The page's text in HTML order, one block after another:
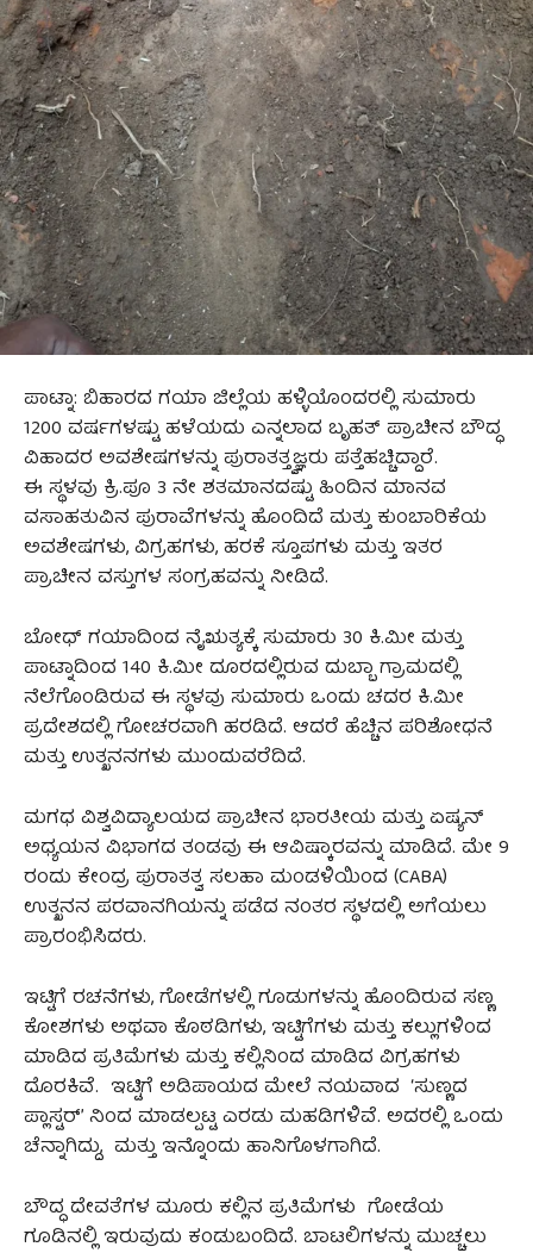
ಪಾಟ್ನಾ: ಬಿಹಾರದ ಗಯಾ ಜಿಲ್ಲೆಯ ಹಳ್ಳಿಯೊಂದರಲ್ಲಿ ಸುಮಾರು
1200 ವರ್ಷಗಳಷ್ಟು ಹಳೆಯದು ಎನ್ನಲಾದ ಬೃಹತ್ ಪ್ರಾಚೀನ ಬೌದ್ಧ
ವಿಹಾದರ ಅವಶೇಷಗಳನ್ನು ಪುರಾತತ್ತ್ವಜ್ಞರು ಪತ್ತೆಹಚ್ಚಿದ್ದಾರೆ.
ಈ ಸ್ಥಳವು ಕ್ರಿ.ಪೂ 3 ನೇ ಶತಮಾನದಷ್ಟು ಹಿಂದಿನ ಮಾನವ
ವಸಾಹತುವಿನ ಪುರಾವೆಗಳನ್ನು ಹೊಂದಿದೆ ಮತ್ತು ಕುಂಬಾರಿಕೆಯ
ಅವಶೇಷಗಳು, ವಿಗ್ರಹಗಳು, ಹರಕೆ ಸ್ತೂಪಗಳು ಮತ್ತು ಇತರ
ಪ್ರಾಚೀನ ವಸ್ತುಗಳ ಸಂಗ್ರಹವನ್ನು ನೀಡಿದೆ.
ಬೋಧ್ ಗಯಾದಿಂದ ನೈಋತ್ಯಕ್ಕೆ ಸುಮಾರು 30 ಕಿ.ಮೀ ಮತ್ತು
ಪಾಟ್ನಾದಿಂದ 140 ಕಿ.ಮೀ ದೂರದಲ್ಲಿರುವ ದುಬ್ಬಾ ಗ್ರಾಮದಲ್ಲಿ
ನೆಲೆಗೊಂಡಿರುವ ಈ ಸ್ಥಳವು ಸುಮಾರು ಒಂದು ಚದರ ಕಿ.ಮೀ
ಪ್ರದೇಶದಲ್ಲಿ ಗೋಚರವಾಗಿ ಹರಡಿದೆ. ಆದರೆ ಹೆಚ್ಚಿನ ಪರಿಶೋಧನೆ
ಮತ್ತು ಉತ್ಖನನಗಳು ಮುಂದುವರೆದಿದೆ.
ಮಗಧ ವಿಶ್ವವಿದ್ಯಾಲಯದ ಪ್ರಾಚೀನ ಭಾರತೀಯ ಮತ್ತು ಏಷ್ಯನ್
ಅಧ್ಯಯನ ವಿಭಾಗದ ತಂಡವು ಈ ಆವಿಷ್ಕಾರವನ್ನು ಮಾಡಿದೆ. ಮೇ 9
ರಂದು ಕೇಂದ್ರ ಪುರಾತತ್ವ ಸಲಹಾ ಮಂಡಳಿಯಿಂದ (CABA)
ಉತ್ಖನನ ಪರವಾನಗಿಯನ್ನು ಪಡೆದ ನಂತರ ಸ್ಥಳದಲ್ಲಿ ಅಗೆಯಲು
ಪ್ರಾರಂಭಿಸಿದರು.
ಇಟ್ಟಿಗೆ ರಚನೆಗಳು, ಗೋಡೆಗಳಲ್ಲಿ ಗೂಡುಗಳನ್ನು ಹೊಂದಿರುವ ಸಣ್ಣ
ಕೋಶಗಳು ಅಥವಾ ಕೊಠಡಿಗಳು, ಇಟ್ಟಿಗೆಗಳು ಮತ್ತು ಕಲ್ಲುಗಳಿಂದ
ಮಾಡಿದ ಪ್ರತಿಮೆಗಳು ಮತ್ತು ಕಲ್ಲಿನಿಂದ ಮಾಡಿದ ವಿಗ್ರಹಗಳು
ದೊರಕಿವೆ. ಇಟ್ಟಿಗೆ ಅಡಿಪಾಯದ ಮೇಲೆ ನಯವಾದ ‘ಸುಣ್ಣದ
ಪ್ಲಾಸ್ಟರ್’ ನಿಂದ ಮಾಡಲ್ಪಟ್ಟ ಎರಡು ಮಹಡಿಗಳಿವೆ. ಅದರಲ್ಲಿ ಒಂದು
ಚೆನ್ನಾಗಿದ್ದು, ಮತ್ತು ಇನ್ನೊಂದು ಹಾನಿಗೊಳಗಾಗಿದೆ.
ಬೌದ್ಧ ದೇವತೆಗಳ ಮೂರು ಕಲ್ಲಿನ ಪ್ರತಿಮೆಗಳು ಗೋಡೆಯ
ಗೂಡಿನಲ್ಲಿ ಇರುವುದು ಕಂಡುಬಂದಿದೆ. ಬಾಟಲಿಗಳನ್ನು ಮುಚ್ಚಲು